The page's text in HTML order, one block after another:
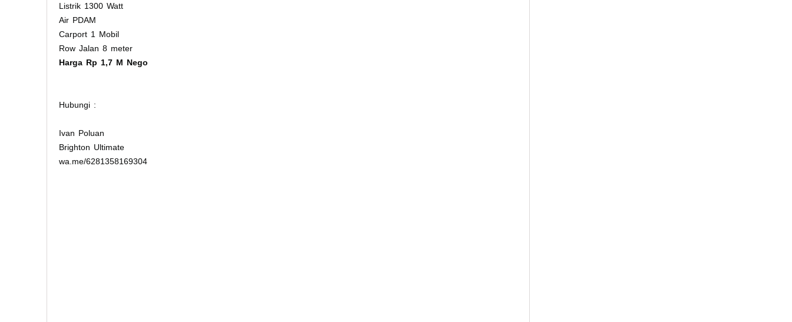
Listrik 1300 Watt
Air PDAM
Carport 1 Mobil
Row Jalan 8 meter
Harga Rp 1,7 M Nego
Hubungi :
Ivan Poluan
Brighton Ultimate
wa.me/6281358169304